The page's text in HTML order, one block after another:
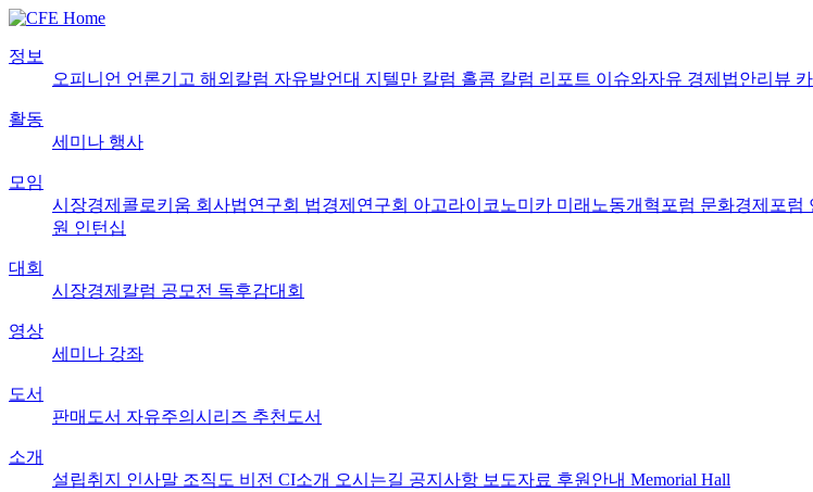
정보
오피니언 언론기고 해외칼럼 자유발언대 지텔만 칼럼 홀콤 칼럼 리포트 이슈와자유 경제법안리뷰
활동
세미나 행사
모임
시장경제콜로키움 회사법연구회 법경제연구회 아고라이코노미카 미래노동개혁포럼 문화경제포럼
원 인턴십
대회
시장경제칼럼 공모전 독후감대회
영상
세미나 강좌
도서
판매도서 자유주의시리즈 추천도서
소개
설립취지 인사말 조직도 비전 CI소개 오시는길 공지사항 보도자료 후원안내 Memorial Hall